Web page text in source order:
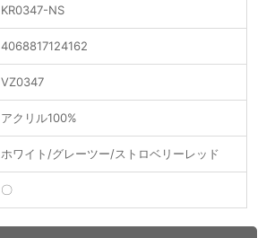
KR0347-NS
4068817124162
VZ0347
アクリル100%
ホワイト/グレーツー/ストロベリーレッド
〇